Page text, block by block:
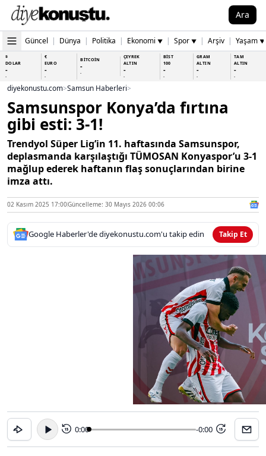
Ara
Güncel | Dünya | Politika | Ekonomi ▼ | Spor ▼ | Arşiv | Yaşam ▼
$
DOLAR
-
-
€
EURO
-
-
BİTCOİN
-
-
ÇEYREK
ALTIN
-
-
BİST
100
-
-
GRAM
ALTIN
-
-
TAM
ALTIN
-
-
diyekonustu.com>Samsun Haberleri>
Samsunspor Konya’da fırtına
gibi esti: 3-1!
Trendyol Süper Lig’in 11. haftasında Samsunspor,
deplasmanda karşılaştığı TÜMOSAN Konyaspor’u 3-1
mağlup ederek haftanın flaş sonuçlarından birine
imza attı.
02 Kasım 2025 17:00Güncelleme: 30 Mayıs 2026 00:06
Google Haberler'de diyekonustu.com'u takip edin Takip Et
15 0:00 -0:00 15